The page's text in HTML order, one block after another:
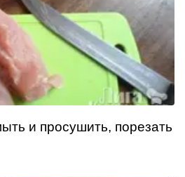
и просушить, порезать